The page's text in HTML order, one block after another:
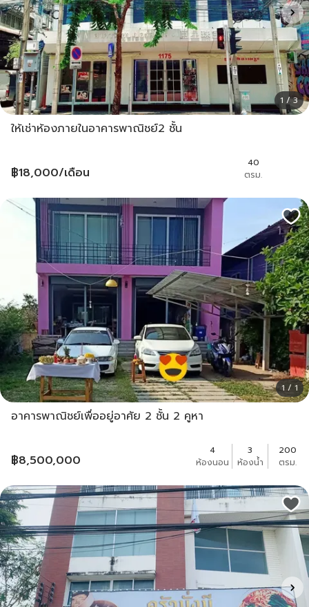
1 / 3
ให้เช่าห้องภายในอาคารพาณิชย์2 ชั้น
฿18,000/เดือน
40
ตรม.
1 / 1
อาคารพาณิชย์เพื่ออยู่อาศัย 2 ชั้น 2 คูหา
฿8,500,000
4
ห้องนอน
3
ห้องน้ำ
200
ตรม.